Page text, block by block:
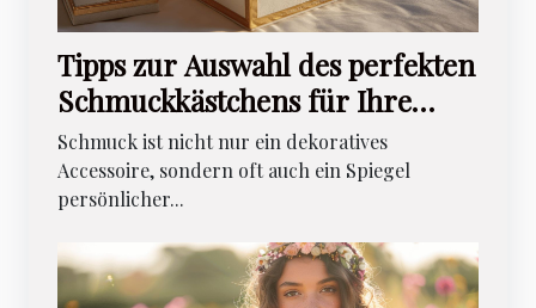
Tipps zur Auswahl des perfekten
Schmuckkästchens für Ihre
Bedürfnisse
Schmuck ist nicht nur ein dekoratives
Accessoire, sondern oft auch ein Spiegel
persönlicher...